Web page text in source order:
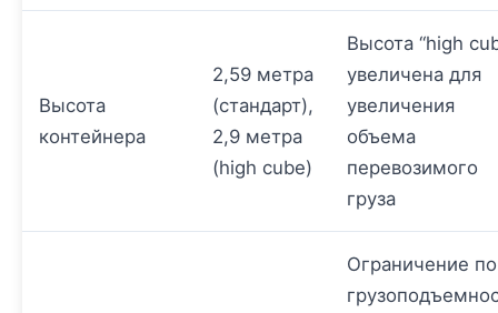
Высота
контейнера
2,59 метра
(стандарт),
2,9 метра
(high cube)
Высота “high
увеличена для
увеличения
объема
перевозимого
груза
Ограничение по